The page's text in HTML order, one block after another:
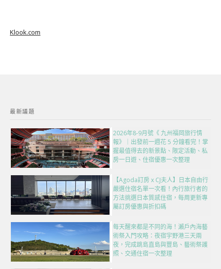
Klook.com
最新議題
2026年8-9月號《 九州福岡旅行情
報》｜出發前一週花 5 分鐘看完！掌
握最值得去的新景點、限定活動、私
房一日遊、住宿優惠一次整理
【Agoda訂房 x CJ夫人】日本自由行
嚴選住宿名單一次看！內行旅行者的
方法挑選日本質感住宿，每周更新專
屬訂房優惠與折扣碼
每天醒來都是不同的海！瀨戶內海藝
術祭入門攻略：夜宿宇野港三天兩
夜，完成跳島直島與豐島、藝術祭護
照、交通住宿一次整理